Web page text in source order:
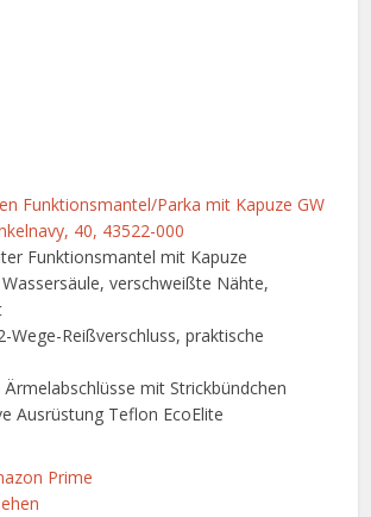
Funktionsmantel/Parka mit Kapuze GW
40, 43522-000
Funktionsmantel mit Kapuze
verschweißte Nähte,
Wege-Reißverschluss, praktische
mit Strickbündchen
Ausrüstung Teflon EcoElite